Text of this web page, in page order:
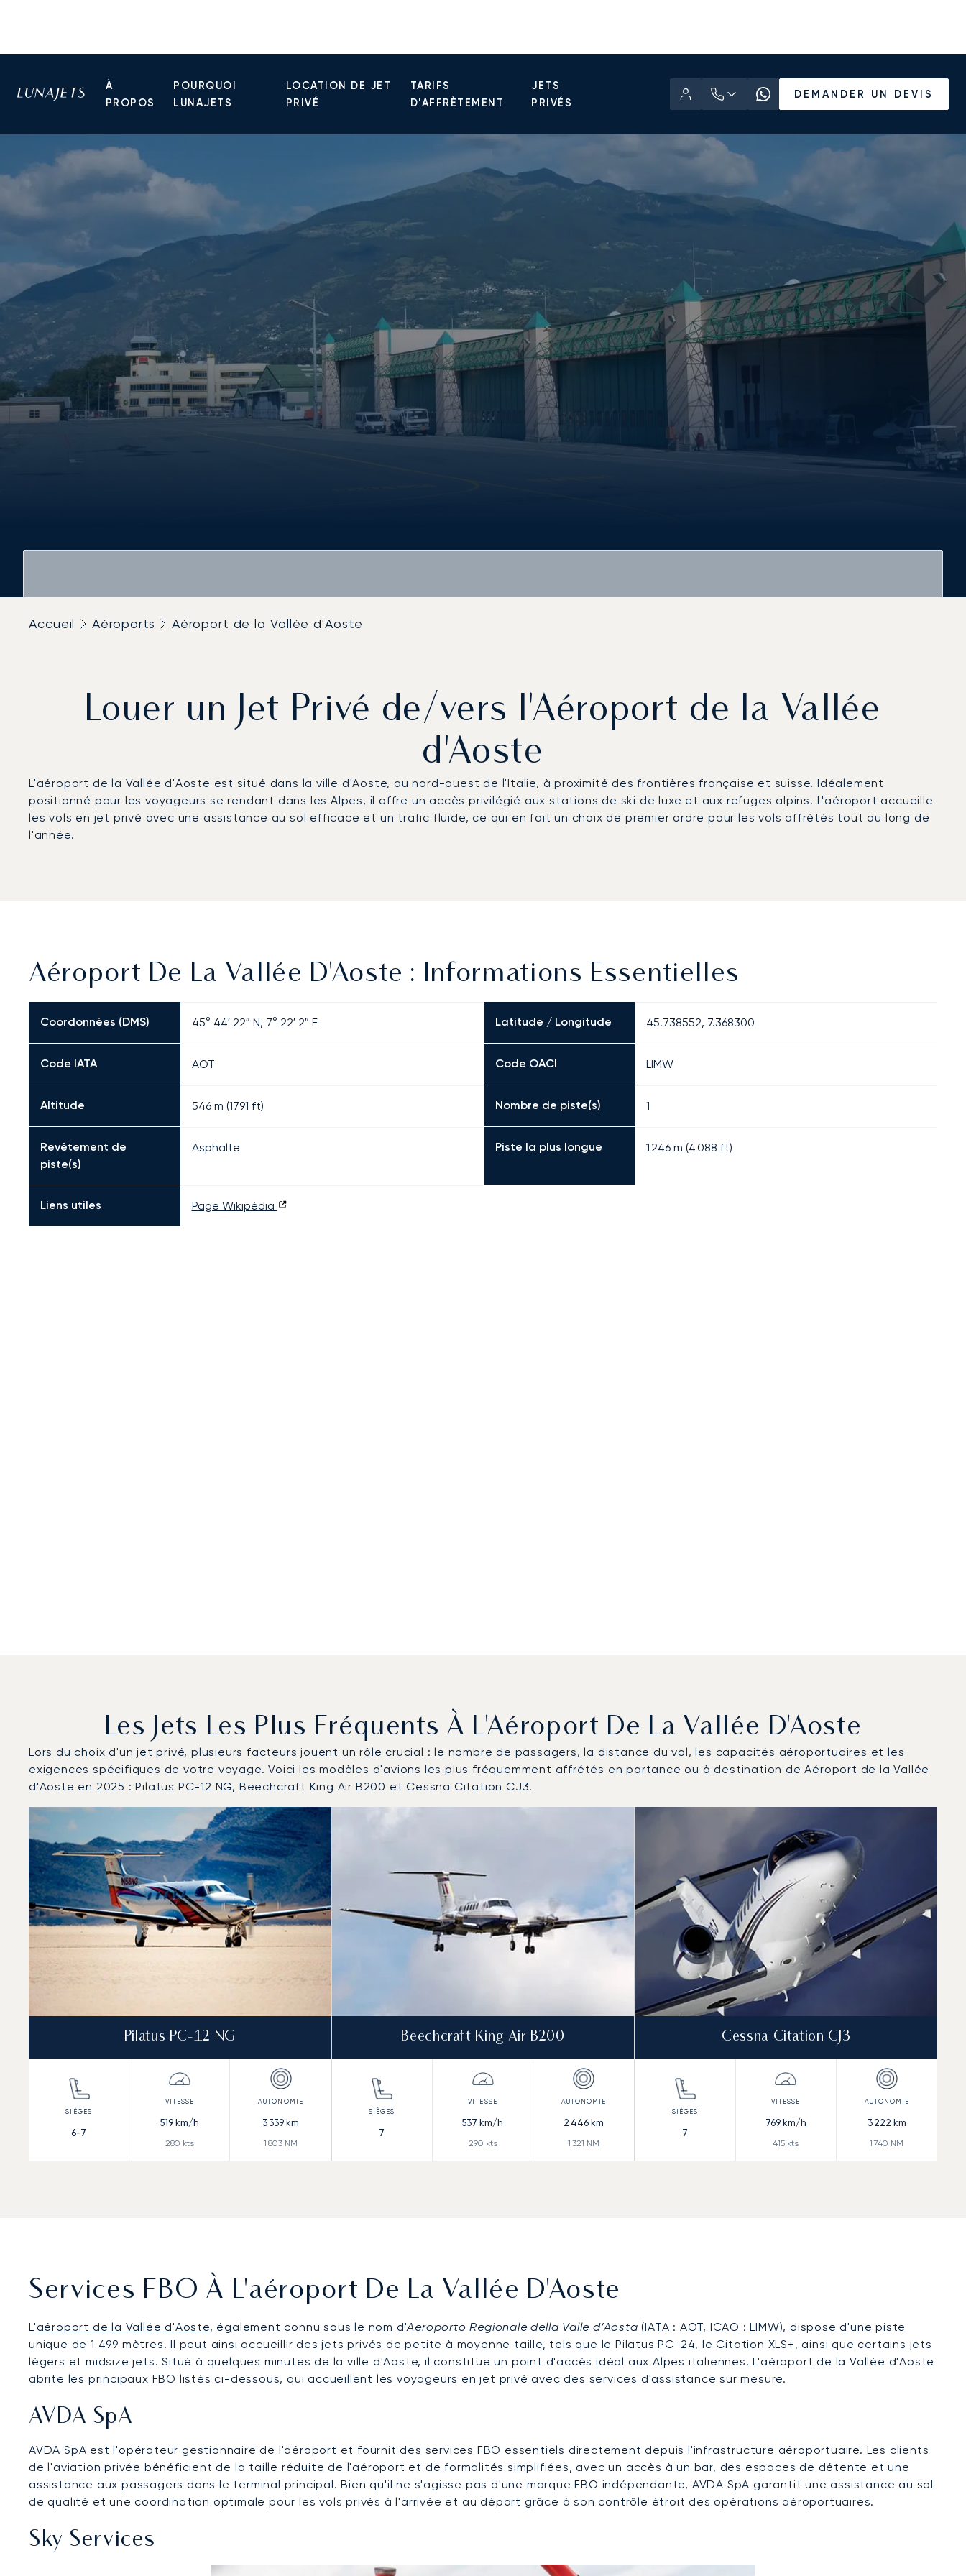
À
PROPOS
POURQUOI
LUNAJETS
LOCATION DE JET
PRIVÉ
TARIFS
D'AFFRÈTEMENT
JETS
PRIVÉS
DEMANDER UN DEVIS
Accueil Aéroports Aéroport de la Vallée d'Aoste
Louer un Jet Privé de/vers l'Aéroport de la Vallée
d'Aoste
L'aéroport de la Vallée d'Aoste est situé dans la ville d'Aoste, au nord-ouest de l'Italie, à proximité des frontières française et suisse. Idéalement
positionné pour les voyageurs se rendant dans les Alpes, il offre un accès privilégié aux stations de ski de luxe et aux refuges alpins. L'aéroport accueille
les vols en jet privé avec une assistance au sol efficace et un trafic fluide, ce qui en fait un choix de premier ordre pour les vols affrétés tout au long de
l'année.
Aéroport De La Vallée D'Aoste : Informations Essentielles
Coordonnées (DMS) 45° 44′ 22″ N, 7° 22′ 2″ E Latitude / Longitude 45.738552, 7.368300
Code IATA AOT Code OACI LIMW
Altitude 546 m (1791 ft) Nombre de piste(s) 1
Revêtement de
piste(s)
Asphalte Piste la plus longue 1 246 m (4 088 ft)
Liens utiles Page Wikipédia
Les Jets Les Plus Fréquents À L'Aéroport De La Vallée D'Aoste
Lors du choix d'un jet privé, plusieurs facteurs jouent un rôle crucial : le nombre de passagers, la distance du vol, les capacités aéroportuaires et les
exigences spécifiques de votre voyage. Voici les modèles d'avions les plus fréquemment affrétés en partance ou à destination de Aéroport de la Vallée
d'Aoste en 2025 : Pilatus PC-12 NG, Beechcraft King Air B200 et Cessna Citation CJ3.
Aéroport de la Vallée d'Aoste : Les 3 modèles d'aéronefs les plus fréquentés en nombre de mouvements en 2025
Photo de l'aéronef Modèle d'aéronef
Sièges
Vitesse (km/h)
Vitesse (nœuds) Autonomie (km)
Autonomie (NM)
Pilatus PC-12 NG
6-7
519km/h
280 kts
3 339 km
1 803 NM
Beechcraft King Air B200
7
537 km/h
290 kts
2 446 km
1 321 NM
Cessna Citation CJ3
7
769km/h
415 kts
3 222 km
1 740 NM
Services FBO À L'aéroport De La Vallée D'Aoste
L'aéroport de la Vallée d'Aoste, également connu sous le nom d'Aeroporto Regionale della Valle d’Aosta (IATA : AOT, ICAO : LIMW), dispose d'une piste
unique de 1 499 mètres. Il peut ainsi accueillir des jets privés de petite à moyenne taille, tels que le Pilatus PC-24, le Citation XLS+, ainsi que certains jets
légers et midsize jets. Situé à quelques minutes de la ville d'Aoste, il constitue un point d'accès idéal aux Alpes italiennes. L'aéroport de la Vallée d'Aoste
abrite les principaux FBO listés ci-dessous, qui accueillent les voyageurs en jet privé avec des services d'assistance sur mesure.
AVDA SpA
AVDA SpA est l'opérateur gestionnaire de l'aéroport et fournit des services FBO essentiels directement depuis l'infrastructure aéroportuaire. Les clients
de l'aviation privée bénéficient de la taille réduite de l'aéroport et de formalités simplifiées, avec un accès à un bar, des espaces de détente et une
assistance aux passagers dans le terminal principal. Bien qu'il ne s'agisse pas d'une marque FBO indépendante, AVDA SpA garantit une assistance au sol
de qualité et une coordination optimale pour les vols privés à l'arrivée et au départ grâce à son contrôle étroit des opérations aéroportuaires.
Sky Services